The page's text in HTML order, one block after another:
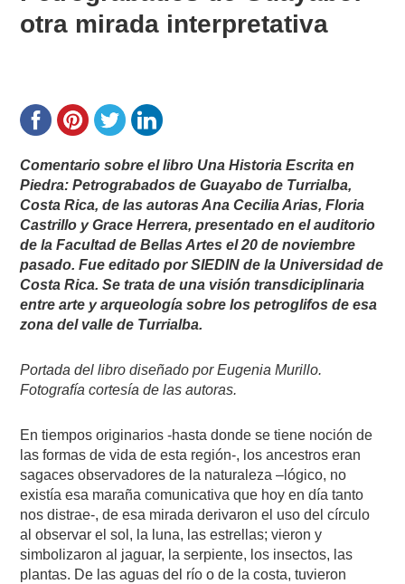
otra mirada interpretativa
Comentario sobre el libro Una Historia Escrita en
Piedra: Petrograbados de Guayabo de Turrialba,
Costa Rica, de las autoras Ana Cecilia Arias, Floria
Castrillo y Grace Herrera, presentado en el auditorio
de la Facultad de Bellas Artes el 20 de noviembre
pasado. Fue editado por SIEDIN de la Universidad de
Costa Rica. Se trata de una visión transdiciplinaria
entre arte y arqueología sobre los petroglifos de esa
zona del valle de Turrialba.
Portada del libro diseñado por Eugenia Murillo.
Fotografía cortesía de las autoras.
En tiempos originarios -hasta donde se tiene noción de
las formas de vida de esta región-, los ancestros eran
sagaces observadores de la naturaleza –lógico, no
existía esa maraña comunicativa que hoy en día tanto
nos distrae-, de esa mirada derivaron el uso del círculo
al observar el sol, la luna, las estrellas; vieron y
simbolizaron al jaguar, la serpiente, los insectos, las
plantas. De las aguas del río o de la costa, tuvieron